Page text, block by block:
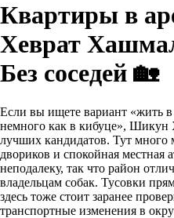
Квартиры в
Хеврат
Без соседей 🏡
Если вы ищете вариант «жить в
немного как в кибуце»,
лучших кандидатов. Тут много
двориков и спокойная местная
неподалеку, так что район
владельцам собак. Тусовки
здесь тоже стоит заранее
транспортные изменения в